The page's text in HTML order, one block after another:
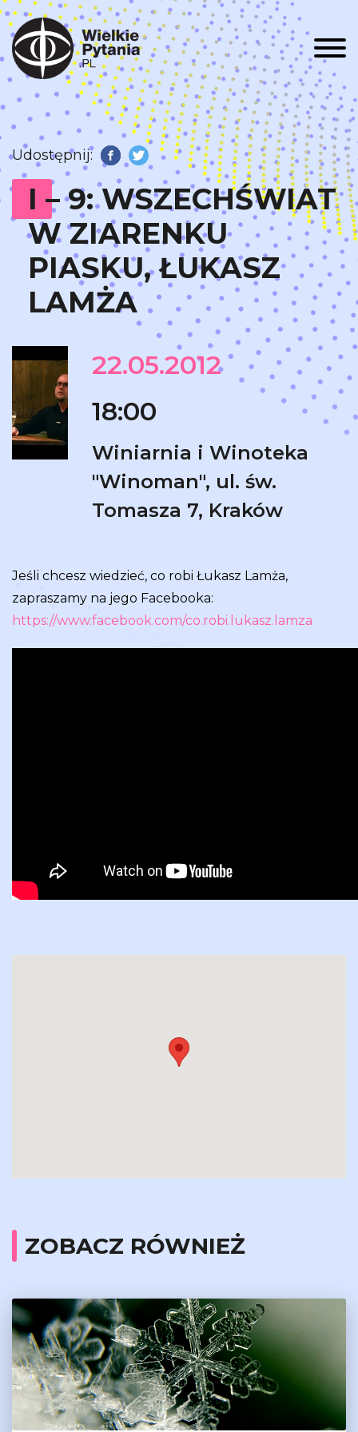
Udostępnij: Facebook
Twitter
I – 9: WSZECHŚWIAT
W ZIARENKU
PIASKU, ŁUKASZ
LAMŻA
22.05.2012
18:00
Winiarnia i Winoteka
"Winoman", ul. św.
Tomasza 7, Kraków
Jeśli chcesz wiedzieć, co robi Łukasz Lamża,
zapraszamy na jego Facebooka:
https://www.facebook.com/co.robi.lukasz.lamza
ZOBACZ RÓWNIEŻ